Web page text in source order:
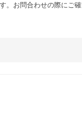
。お問合わせの際にご確